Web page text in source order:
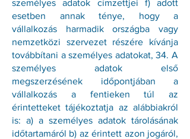
személyes adatok címzettjei f) adott
esetben annak ténye, hogy a
vállalkozás harmadik országba vagy
nemzetközi szervezet részére kívánja
továbbítani a személyes adatokat, 34. A
személyes adatok első
megszerzésének időpontjában a
vállalkozás a fentieken túl az
érintetteket tájékoztatja az alábbiakról
is: a) a személyes adatok tárolásának
időtartamáról b) az érintett azon jogáról,